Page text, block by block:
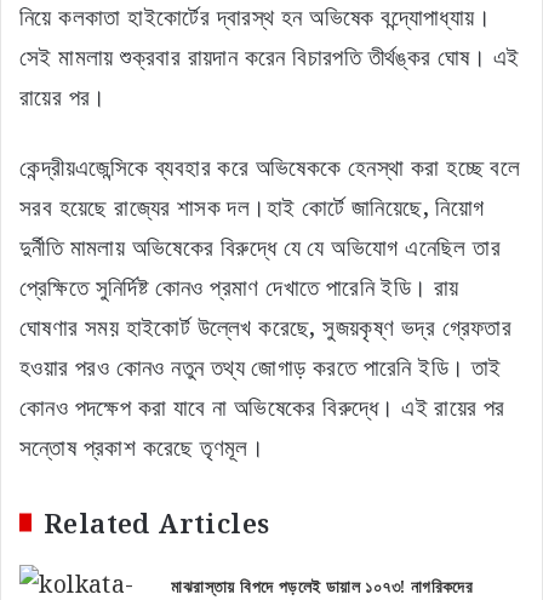
নিয়ে কলকাতা হাইকোর্টের দ্বারস্থ হন অভিষেক বন্দ্যোপাধ্যায়।
সেই মামলায় শুক্রবার রায়দান করেন বিচারপতি তীর্থঙ্কর ঘোষ। এই
রায়ের পর।
কেন্দ্রীয়এজেন্সিকে ব্যবহার করে অভিষেককে হেনস্থা করা হচ্ছে বলে
সরব হয়েছে রাজ্যের শাসক দল।হাই কোর্টে জানিয়েছে, নিয়োগ
দুর্নীতি মামলায় অভিষেকের বিরুদ্ধে যে যে অভিযোগ এনেছিল তার
প্রেক্ষিতে সুনির্দিষ্ট কোনও প্রমাণ দেখাতে পারেনি ইডি। রায়
ঘোষণার সময় হাইকোর্ট উল্লেখ করেছে, সুজয়কৃষ্ণ ভদ্র গ্রেফতার
হওয়ার পরও কোনও নতুন তথ্য জোগাড় করতে পারেনি ইডি। তাই
কোনও পদক্ষেপ করা যাবে না অভিষেকের বিরুদ্ধে। এই রায়ের পর
সন্তোষ প্রকাশ করেছে তৃণমূল।
Related Articles
মাঝরাস্তায় বিপদে পড়লেই ডায়াল ১০৭৩! নাগরিকদের